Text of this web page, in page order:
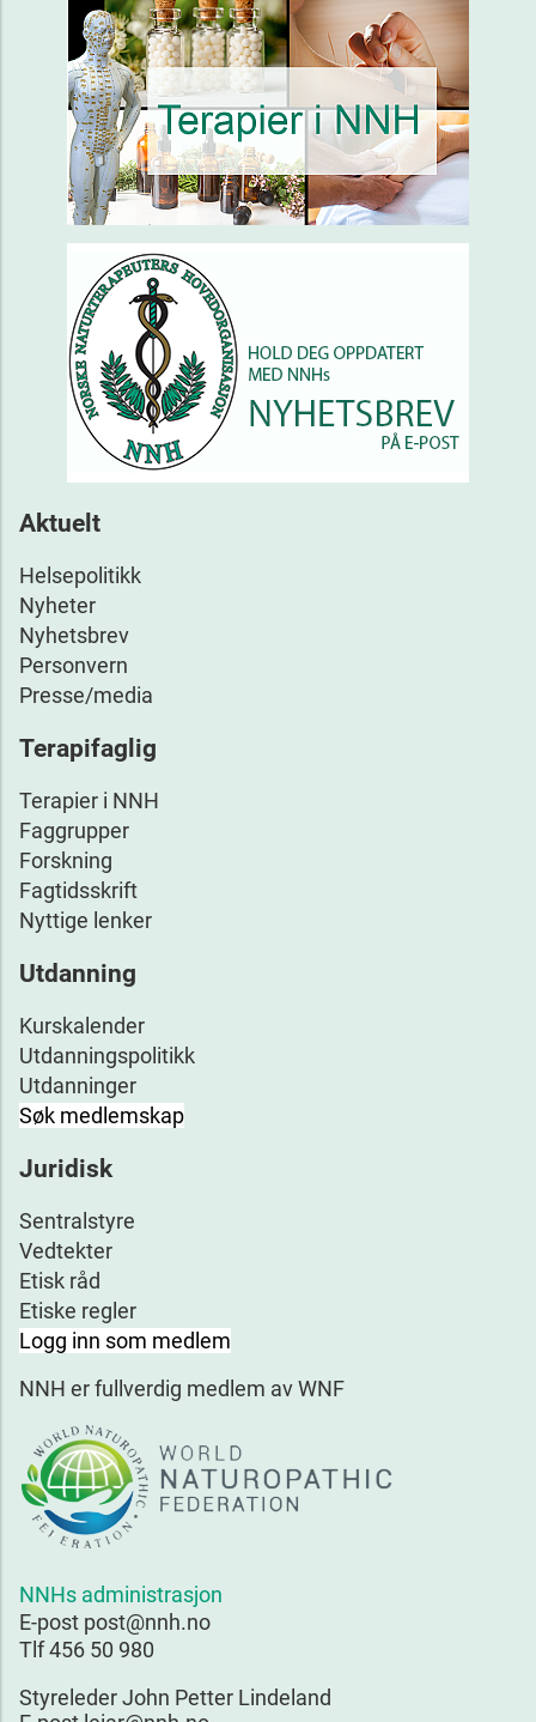
Aktuelt
Helsepolitikk
Nyheter
Nyhetsbrev
Personvern
Presse/media
Terapifaglig
Terapier i NNH
Faggrupper
Forskning
Fagtidsskrift
Nyttige lenker
Utdanning
Kurskalender
Utdanningspolitikk
Utdanninger
Søk medlemskap
Juridisk
Sentralstyre
Vedtekter
Etisk råd
Etiske regler
Logg inn som medlem
NNH er fullverdig medlem av WNF
NNHs administrasjon
E-post post@nnh.no
Tlf 456 50 980
Styreleder John Petter Lindeland